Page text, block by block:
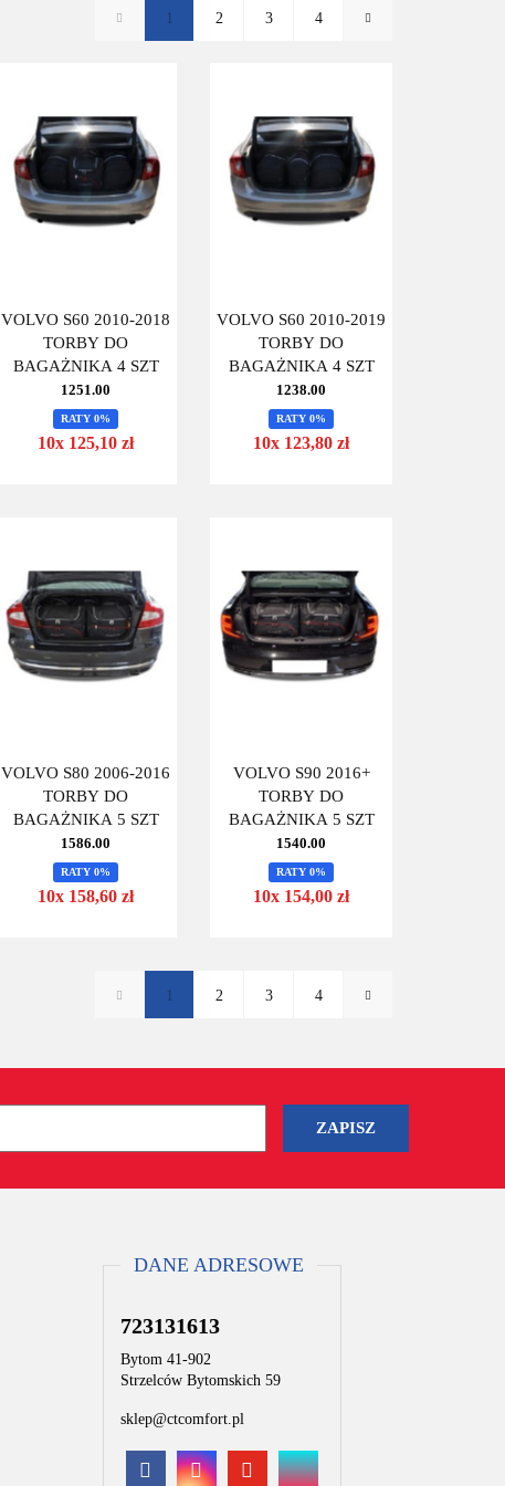
1 2 3 4
VOLVO S60 2010-2018
TORBY DO
BAGAŻNIKA 4 SZT
1251.00
RATY 0%
10x 125,10 zł
VOLVO S60 2010-2019
TORBY DO
BAGAŻNIKA 4 SZT
1238.00
RATY 0%
10x 123,80 zł
VOLVO S80 2006-2016
TORBY DO
BAGAŻNIKA 5 SZT
1586.00
RATY 0%
10x 158,60 zł
VOLVO S90 2016+
TORBY DO
BAGAŻNIKA 5 SZT
1540.00
RATY 0%
10x 154,00 zł
1 2 3 4
DANE ADRESOWE
723131613
Bytom 41-902
Strzelców Bytomskich 59
sklep@ctcomfort.pl